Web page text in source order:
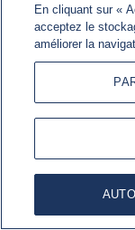
Plus
Contactez-nous
Plan du site
En cliquant sur «
acceptez le
améliorer la